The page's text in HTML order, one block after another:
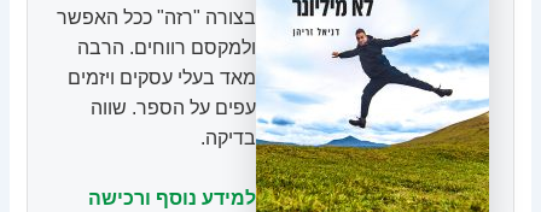
בצורה "רזה" ככל האפשר
ולמקסם רווחים. הרבה
מאד בעלי עסקים ויזמים
עפים על הספר. שווה
בדיקה.
למידע נוסף ורכישה